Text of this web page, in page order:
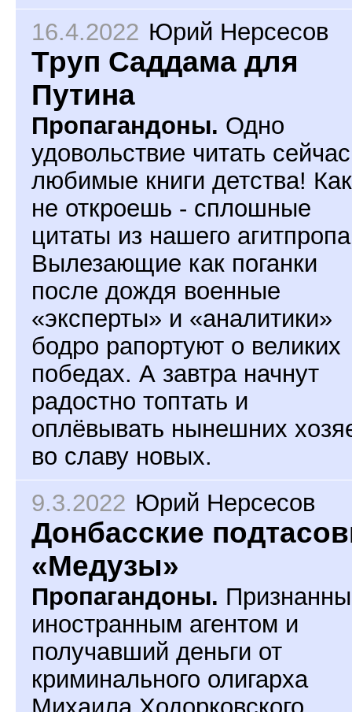
16.4.2022 Юрий Нерсесов
Труп Саддама для
Путина
Пропагандоны. Одно
удовольствие читать сейчас
любимые книги детства!
не откроешь - сплошные
цитаты из нашего
Вылезающие как поганки
после дождя военные
«эксперты» и «аналитики»
бодро рапортуют о великих
победах. А завтра начнут
радостно топтать и
оплёвывать нынешних
во славу новых.
9.3.2022 Юрий Нерсесов
Донбасские
«Медузы»
Пропагандоны.
иностранным агентом и
получавший деньги от
криминального олигарха
Михаила Ходорковского